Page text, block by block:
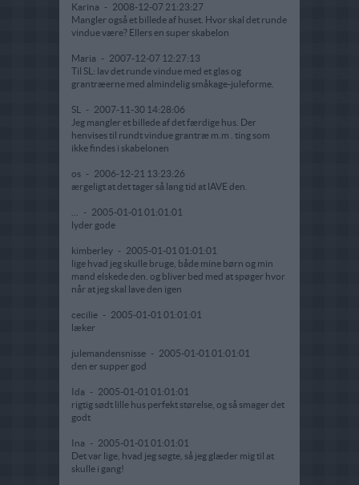
Karina - 2008-12-07 21:23:27
Mangler også et billede af huset. Hvor skal det runde
vindue være? Ellers en super skabelon
Maria - 2007-12-07 12:27:13
Til SL: lav det runde vindue med et glas og
grantræerne med almindelig småkage-juleforme.
SL - 2007-11-30 14:28:06
Jeg mangler et billede af det færdige hus. Der
henvises til rundt vindue grantræ m.m . ting som
ikke findes i skabelonen
os - 2006-12-21 13:23:26
ærgeligt at det tager så lang tid at lAVE den.
- 2005-01-01 01:01:01
lyder gode
kimberley - 2005-01-01 01:01:01
lige hvad jeg skulle bruge, både mine børn og min
mand elskede den. og bliver bed med at spøger hvor
når at jeg skal lave den igen
cecilie - 2005-01-01 01:01:01
læker
julemandensnisse - 2005-01-01 01:01:01
den er supper god
Ida - 2005-01-01 01:01:01
rigtig sødt lille hus perfekt størelse, og så smager det
godt
Ina - 2005-01-01 01:01:01
Det var lige, hvad jeg søgte, så jeg glæder mig til at
skulle i gang!